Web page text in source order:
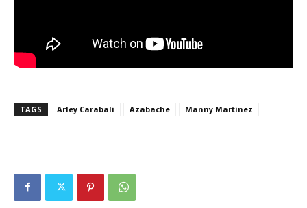
TAGS Arley Carabali Azabache Manny Martínez